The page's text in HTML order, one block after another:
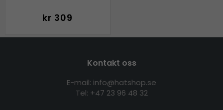
kr 309
Kontakt oss
E-mail: info@hatshop.se
Tel: +47 23 96 48 32